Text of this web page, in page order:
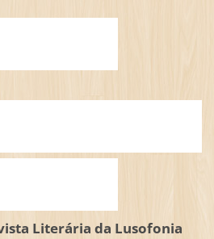
Literária da Lusofonia